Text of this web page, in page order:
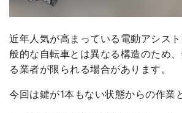
近年人気が高まっている電動アシス
般的な自転車とは異なる構造のため
る業者が限られる場合があります。
今回は鍵が1本もない状態からの作業